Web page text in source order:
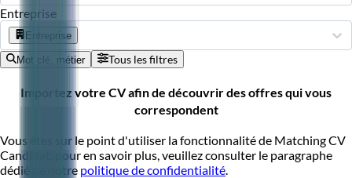
Entreprise
Entreprise
Mot clé, métier Tous les filtres
Importez votre CV afin de découvrir des offres qui vous
correspondent
Vous êtes sur le point d'utiliser la fonctionnalité de Matching CV
Candidat, pour en savoir plus, veuillez consulter le paragraphe
dédié de notre politique de confidentialité